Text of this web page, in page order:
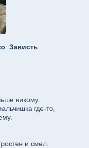
Зависть
никому.
где-то,
и смел.